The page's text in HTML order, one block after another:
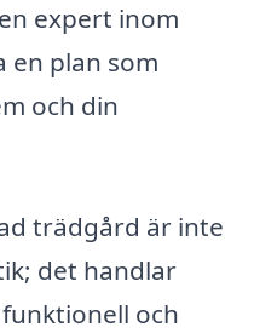
expert inom
en plan som
och din
trädgård är inte
det handlar
och